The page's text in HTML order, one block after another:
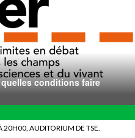
conditions faire
AUDITORIUM DE TSE.